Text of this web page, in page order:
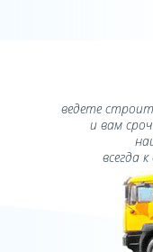
ведете
и вам
всегда